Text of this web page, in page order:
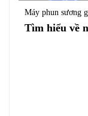
Máy phun sương
Tìm hiểu về